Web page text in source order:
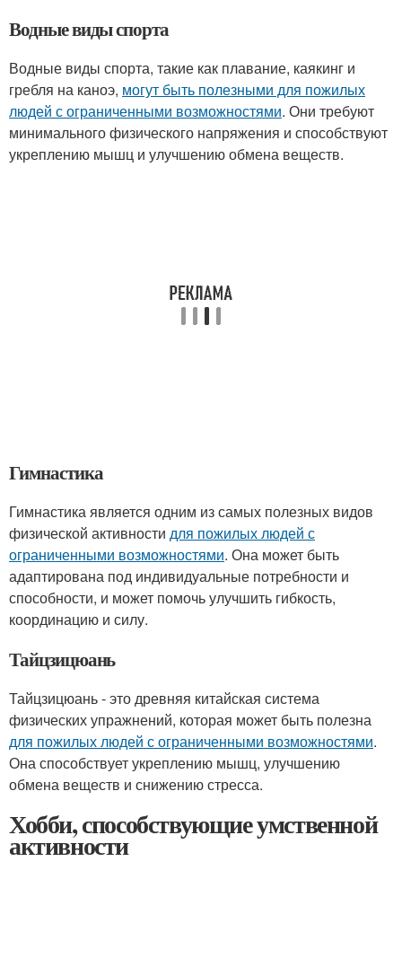
Водные виды спорта
Водные виды спорта, такие как плавание, каякинг и
гребля на каноэ, могут быть полезными для пожилых
людей с ограниченными возможностями. Они требуют
минимального физического напряжения и способствуют
укреплению мышц и улучшению обмена веществ.
Гимнастика
Гимнастика является одним из самых полезных видов
физической активности для пожилых людей с
ограниченными возможностями. Она может быть
адаптирована под индивидуальные потребности и
способности, и может помочь улучшить гибкость,
координацию и силу.
Тайцзицюань
Тайцзицюань - это древняя китайская система
физических упражнений, которая может быть полезна
для пожилых людей с ограниченными возможностями.
Она способствует укреплению мышц, улучшению
обмена веществ и снижению стресса.
Хобби, способствующие умственной
активности